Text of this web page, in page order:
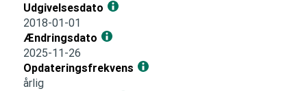
Udgivelsesdato
2018-01-01
Ændringsdato
2025-11-26
Opdateringsfrekvens
årlig